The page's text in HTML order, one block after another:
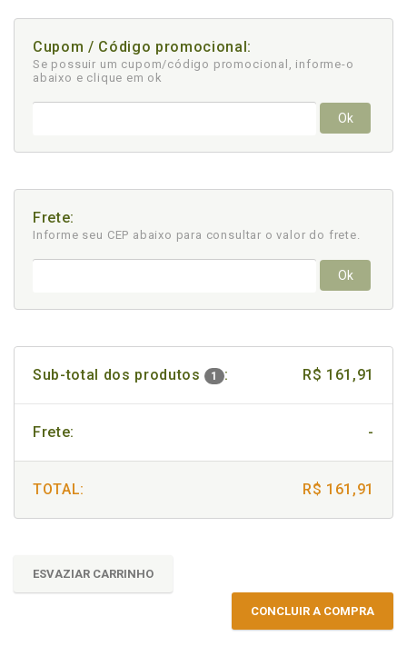
Cupom / Código promocional:
Se possuir um cupom/código promocional, informe-o
abaixo e clique em ok
Ok
Frete:
Informe seu CEP abaixo para consultar o valor do frete.
Ok
Sub-total dos produtos 1 : R$ 161,91
Frete: -
TOTAL: R$ 161,91
ESVAZIAR CARRINHO
CONCLUIR A COMPRA